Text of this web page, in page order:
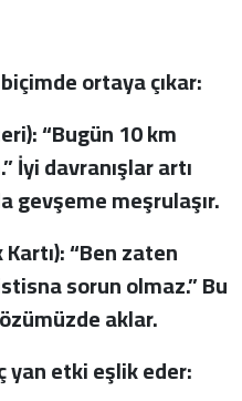
ortaya çıkar:
“Bugün 10 km
İyi davranışlar artı
gevşeme meşrulaşır.
“Ben zaten
sorun olmaz.” Bu
aklar.
yan etki eşlik eder: